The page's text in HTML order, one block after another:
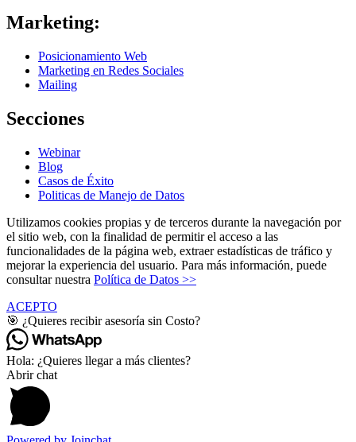
Marketing:
Posicionamiento Web
Marketing en Redes Sociales
Mailing
Secciones
Webinar
Blog
Casos de Éxito
Politicas de Manejo de Datos
Utilizamos cookies propias y de terceros durante la navegación por
el sitio web, con la finalidad de permitir el acceso a las
funcionalidades de la página web, extraer estadísticas de tráfico y
mejorar la experiencia del usuario. Para más información, puede
consultar nuestra Política de Datos >>
ACEPTO
🎯 ¿Quieres recibir asesoría sin Costo?
Hola: ¿Quieres llegar a más clientes?
Abrir chat